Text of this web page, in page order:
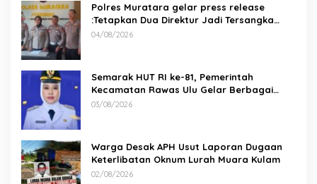
Polres Muratara gelar press release
:Tetapkan Dua Direktur Jadi Tersangka
Kecelakaan Maut antara Bus ALS dan
04/08/2026
Semarak HUT RI ke-81, Pemerintah
Kecamatan Rawas Ulu Gelar Berbagai
Lomba
03/08/2026
Warga Desak APH Usut Laporan Dugaan
Keterlibatan Oknum Lurah Muara Kulam
02/08/2026